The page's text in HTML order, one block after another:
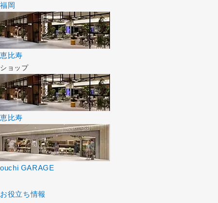
福岡
恵比寿
ショップ
恵比寿
ouchi GARAGE
お役立ち情報